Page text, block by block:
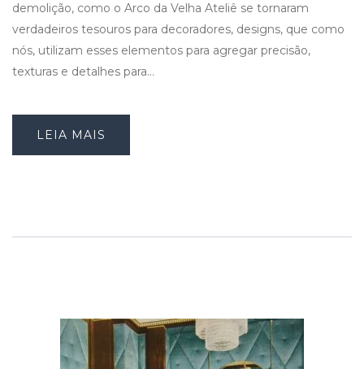
demolição, como o Arco da Velha Ateliê se tornaram
verdadeiros tesouros para decoradores, designs, que como
nós, utilizam esses elementos para agregar precisão,
texturas e detalhes para…
LEIA MAIS